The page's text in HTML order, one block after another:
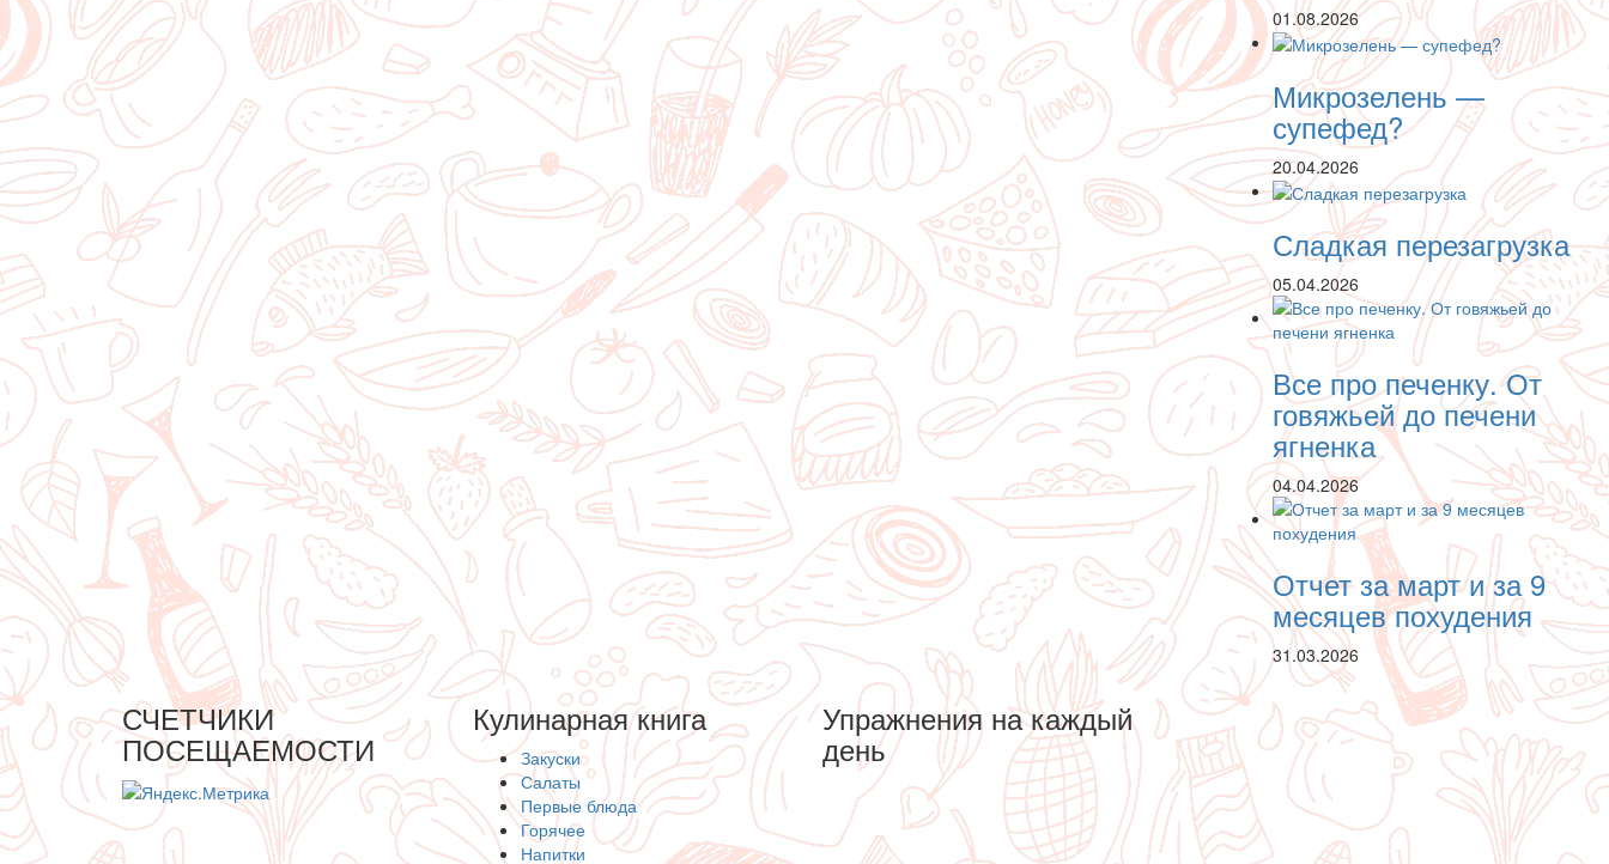
01.08.2026
Микрозелень —
супефед?
20.04.2026
Сладкая перезагрузка
05.04.2026
Все про печенку. От
говяжьей до печени
ягненка
04.04.2026
Отчет за март и за 9
месяцев похудения
31.03.2026
СЧЕТЧИКИ
ПОСЕЩАЕМОСТИ
Кулинарная книга
Закуски
Салаты
Первые блюда
Горячее
Напитки
Упражнения на каждый
день